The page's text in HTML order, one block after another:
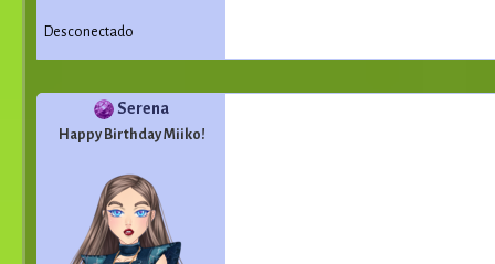
Desconectado
Serena
Happy Birthday Miiko!